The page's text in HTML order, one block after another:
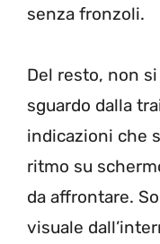
senza fronzoli.
Del resto, non
sguardo dalla
indicazioni che
ritmo su
da affrontare.
visuale